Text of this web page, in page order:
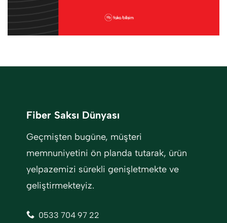
Fiber Saksı Dünyası
Geçmişten bugüne, müşteri
memnuniyetini ön planda tutarak, ürün
yelpazemizi sürekli genişletmekte ve
geliştirmekteyiz.
0533 704 97 22